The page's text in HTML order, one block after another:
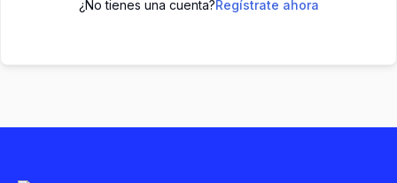
¿No tienes una cuenta?Regístrate ahora